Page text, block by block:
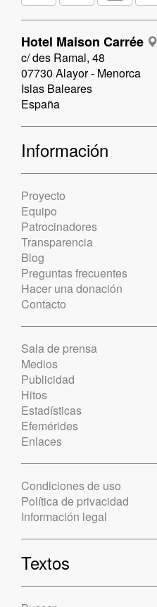
Hotel Maison Carrée
c/ des Ramal, 48
07730 Alayor - Menorca
Islas Baleares
España
Información
Proyecto
Equipo
Patrocinadores
Transparencia
Blog
Preguntas frecuentes
Hacer una donación
Contacto
Sala de prensa
Medios
Publicidad
Hitos
Estadísticas
Efemérides
Enlaces
Condiciones de uso
Política de privacidad
Información legal
Textos